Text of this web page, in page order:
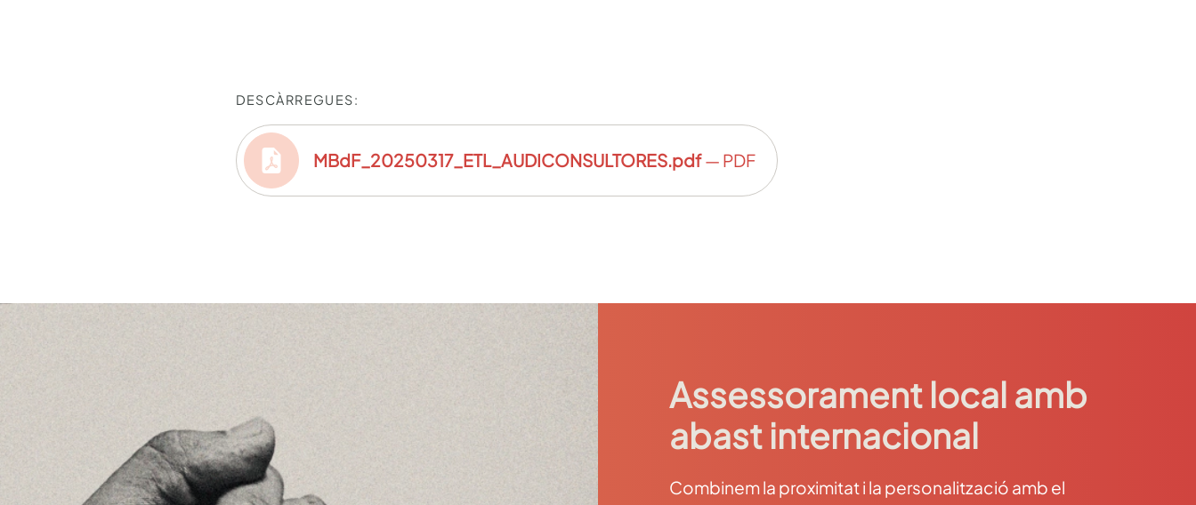
DESCÀRREGUES:
MBdF_20250317_ETL_AUDICONSULTORES.pdf— PDF
Assessorament local amb
abast internacional
Combinem la proximitat i la personalització amb el